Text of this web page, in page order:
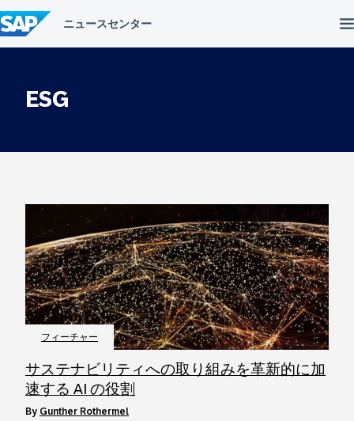
ン
テ
ン
ESG
フィーチャー
サステナビリティへの取り組みを革新的に加
速する AI の役割
by Gunther Rothermel